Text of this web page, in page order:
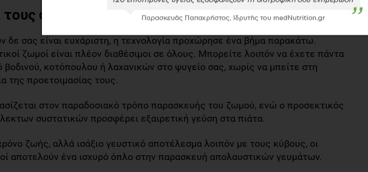
φτιάξουμε και μόνοι μας στο σπίτι;
δε σας είναι ευχάριστη, η τεχνολογία προχώρησε ένα βήμα παρακάτω.
ζωμοί είναι πλέον διαθέσιμοι σε όλους. Μπορείτε λοιπόν να έχετε πάντα
κοτόπουλου ή λαχανικών στο ψυγείο σας, χωρίς να μπείτε στη
της προετοιμασίας τους.
στον παραδοσιακό τρόπο παρασκευής του ζωμού, ενώ ο προσεκτικός
συστατικών προσφέρει εξαιρετική γεύση στα πιάτα.
ζωής, αλλά ισάξιο γευστικό αποτέλεσμα λοιπόν με τους κύβους, οι
αποτελούν ένα ισχυρό όπλο στην παρασκευή απολαυστικών γευμάτων.